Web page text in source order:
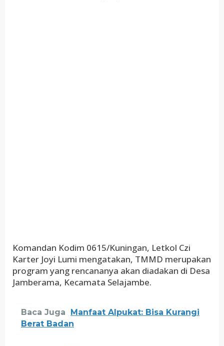
Komandan Kodim 0615/Kuningan, Letkol Czi
Karter Joyi Lumi mengatakan, TMMD merupakan
program yang rencananya akan diadakan di Desa
Jamberama, Kecamata Selajambe.
Baca Juga
Manfaat Alpukat: Bisa Kurangi
Berat Badan